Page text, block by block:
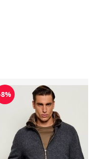
męska MooRER